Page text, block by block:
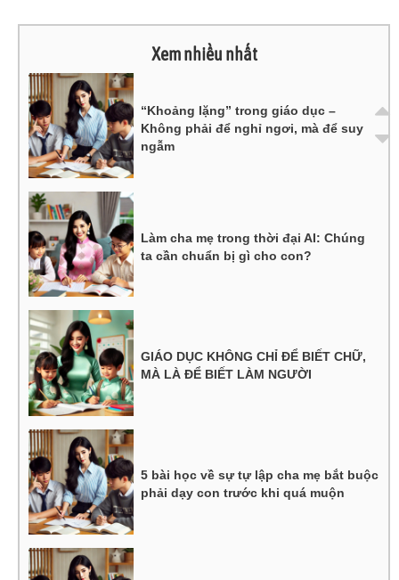
Xem nhiều nhất
“Khoảng lặng” trong giáo dục –
Không phải để nghỉ ngơi, mà để suy
ngẫm
Làm cha mẹ trong thời đại AI: Chúng
ta cần chuẩn bị gì cho con?
GIÁO DỤC KHÔNG CHỈ ĐỂ BIẾT CHỮ,
MÀ LÀ ĐỂ BIẾT LÀM NGƯỜI
5 bài học về sự tự lập cha mẹ bắt buộc
phải dạy con trước khi quá muộn